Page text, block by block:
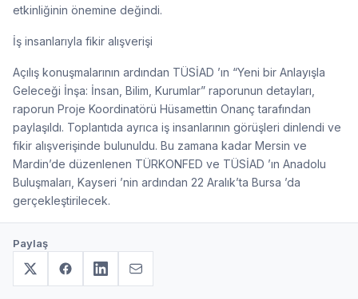
etkinliğinin önemine değindi.
İş insanlarıyla fikir alışverişi
Açılış konuşmalarının ardından TÜSİAD ’ın “Yeni bir Anlayışla
Geleceği İnşa: İnsan, Bilim, Kurumlar” raporunun detayları,
raporun Proje Koordinatörü Hüsamettin Onanç tarafından
paylaşıldı. Toplantıda ayrıca iş insanlarının görüşleri dinlendi ve
fikir alışverişinde bulunuldu. Bu zamana kadar Mersin ve
Mardin’de düzenlenen TÜRKONFED ve TÜSİAD ’ın Anadolu
Buluşmaları, Kayseri ’nin ardından 22 Aralık’ta Bursa ’da
gerçekleştirilecek.
Paylaş